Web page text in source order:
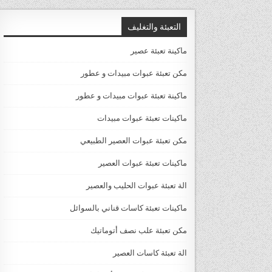
التعبئة والتغليف
ماكينة تعبئة عصير
مكن تعبئة عبوات مبيدات و عطور
ماكينة تعبئة عبوات مبيدات و عطور
ماكينات تعبئة عبوات مبيدات
مكن تعبئة عبوات العصير الطبيعي
ماكينات تعبئة عبوات العصير
الة تعبئة عبوات الحليب والعصير
ماكينات تعبئة كاسات قناني بالسوائل
مكن تعبئة علب نصف أتوماتيك
الة تعبئة كاسات العصير